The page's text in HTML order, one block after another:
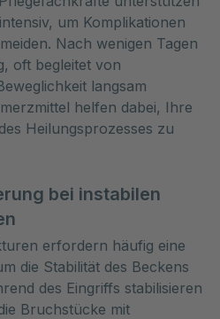
um Komplikationen
Nach wenigen Tagen
oft begleitet von
langsam
helfen dabei, Ihre
Heilungsprozesses zu
bei instabilen
erfordern häufig eine
die Stabilität des Beckens
des Eingriffs stabilisieren
Bruchstücke mit